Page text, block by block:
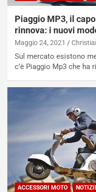
Piaggio MP3, il
rinnova: i nuovi
Maggio 24, 2021
Sul mercato esistono
c’è Piaggio Mp3 che ha
ACCESSORI MOTO